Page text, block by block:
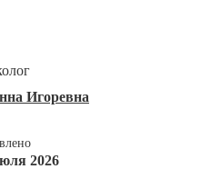
Игоревна
2026